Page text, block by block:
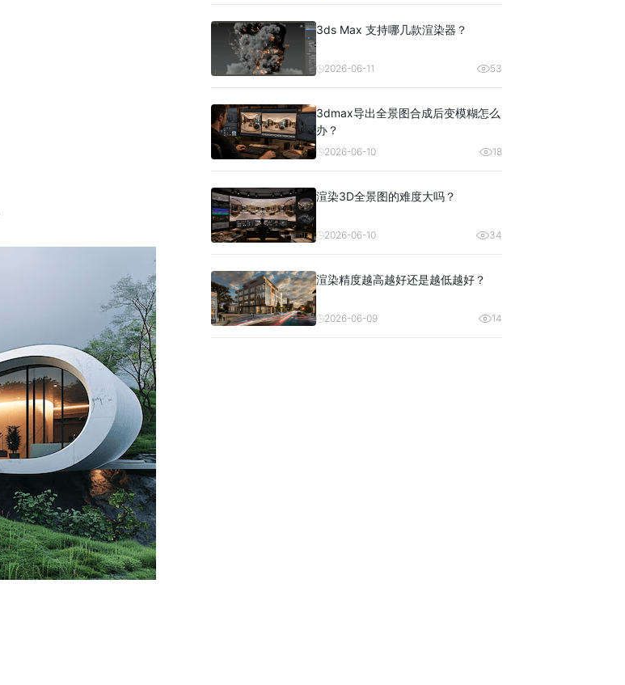
3ds Max 支持哪几款渲染器？
2026-06-11 53
3dmax导出全景图合成后变模糊怎么
办？
2026-06-10 18
渲染3D全景图的难度大吗？
2026-06-10 34
渲染精度越高越好还是越低越好？
2026-06-09 14